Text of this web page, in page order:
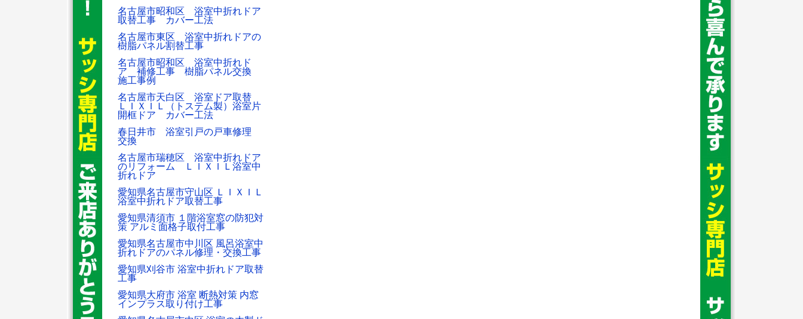
名古屋市昭和区 浴室中折れドア
取替工事 カバー工法
名古屋市東区 浴室中折れドアの
樹脂パネル割替工事
名古屋市昭和区 浴室中折れド
ア 補修工事 樹脂パネル交換
施工事例
名古屋市天白区 浴室ドア取替
ＬＩＸＩＬ（トステム製）浴室片
開框ドア カバー工法
春日井市 浴室引戸の戸車修理
交換
名古屋市瑞穂区 浴室中折れドア
のリフォーム ＬＩＸＩＬ浴室中
折れドア
愛知県名古屋市守山区 ＬＩＸＩＬ
浴室中折れドア取替工事
愛知県清須市 １階浴室窓の防犯対
策 アルミ面格子取付工事
愛知県名古屋市中川区 風呂浴室中
折れドアのパネル修理・交換工事
愛知県刈谷市 浴室中折れドア取替
工事
愛知県大府市 浴室 断熱対策 内窓
インプラス取り付け工事